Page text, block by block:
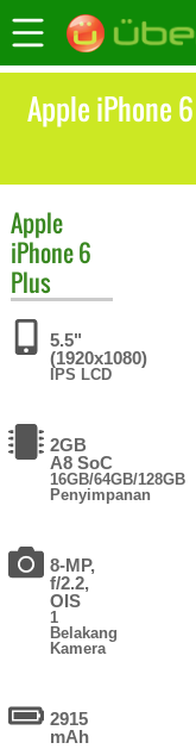
Apple iPhone
Apple
iPhone 6
Plus
5.5"
(1920x1080)
IPS LCD
2GB
A8 SoC
16GB/64GB/128GB
Penyimpanan
8-MP,
f/2.2,
OIS
1
Belakang
Kamera
2915
mAh